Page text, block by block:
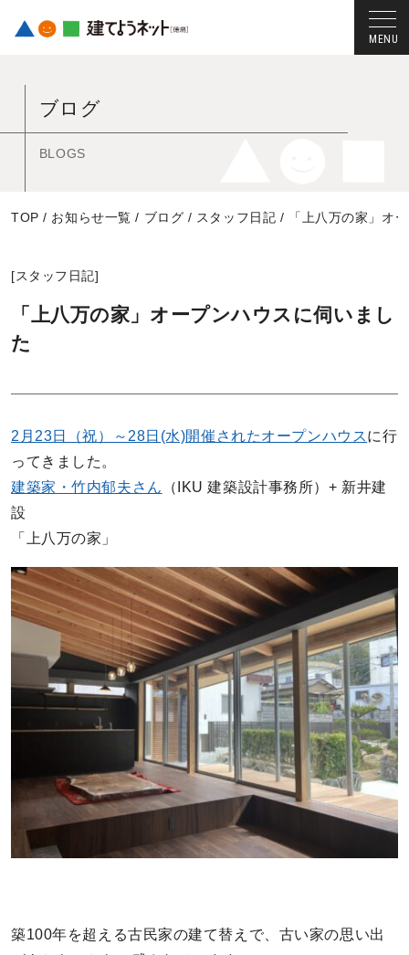
ン
キ
す
ブログ
BLOGS
TOP / お知らせ一覧 / ブログ / スタッフ日記 / 「上八万の家」オ
[スタッフ日記]
「上八万の家」オープンハウスに伺いまし
た
2月23日（祝）～28日(水)開催されたオープンハウスに行
ってきました。
建築家・竹内郁夫さん （IKU 建築設計事務所）+ 新井建
設
「上八万の家」
築100年を超える古民家の建て替えで、古い家の思い出